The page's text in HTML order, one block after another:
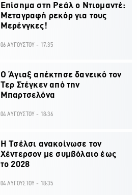
Επίσημα στη Ρεάλ ο Ντιομαντέ:
Μεταγραφή ρεκόρ για τους
Μερένγκες!
06 ΑΥΓΟΥΣΤΟΥ - 17:35
Ο Άγιαξ απέκτησε δανεικό τον
Τερ Στέγκεν από την
Μπαρτσελόνα
04 ΑΥΓΟΥΣΤΟΥ - 18:36
H Τσέλσι ανακοίνωσε τον
Χέντερσον με συμβόλαιο έως
το 2028
04 ΑΥΓΟΥΣΤΟΥ - 18:35